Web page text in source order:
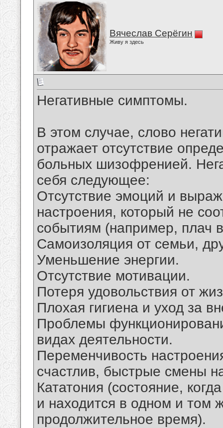
Вячеслав Серёгин
Живу я здесь
Негативные симптомы.
В этом случае, слово
отражает отсутствие
больных шизофренией.
себя следующее:
Отсутствие эмоций и
настроения, который не
событиям (например, плач
Самоизоляция от семьи,
Уменьшение энергии.
Отсутствие мотивации.
Потеря удовольствия от
Плохая гигиена и уход за
Проблемы
видах деятельности.
Переменчивость
счастлив, быстрые смены
Кататония (состояние,
и находится в одном и том
продолжительное время).